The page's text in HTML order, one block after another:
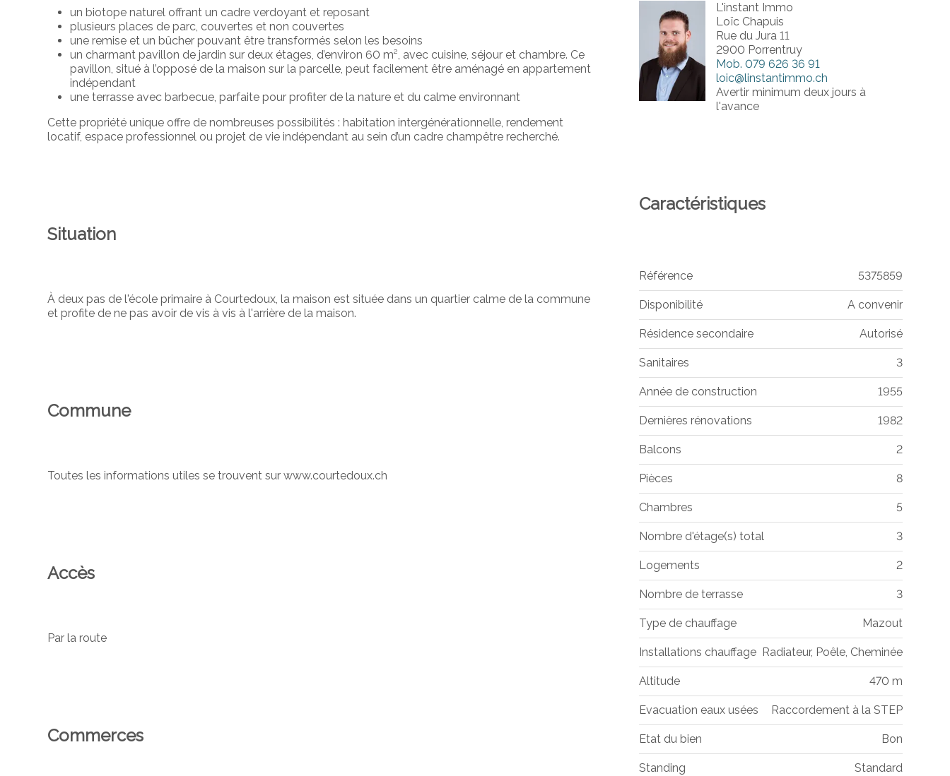
unbiotopenaturel offrantun cadreverdoyant etreposant
plusieursplaces deparc, couvertes etnon couvertes
uneremise etunbûcherpouvant êtretransformésselonlesbesoins
un charmantpavillon dejardinsur deux étages, d’environ60m², avec cuisine,séjour et chambre. Ce
pavillon,situé àl’opposé delamaisonsurlaparcelle,peutfacilement être aménagé en appartement
indépendant
uneterrasse avecbarbecue,parfaitepourprofiter delanature et du calme environnant
Cettepropriétéunique offre denombreusespossibilités :habitationintergénérationnelle,rendement
locatif, espaceprofessionnel ouprojet devieindépendant ausein d’un cadre champêtrerecherché.
Situation
À deux pas de l'école primaire à Courtedoux, la maison est située dans un quartier calme de la commune
et profite de ne pas avoir de vis à vis à l'arrière de la maison.
Commune
Toutes les informations utiles se trouvent sur www.courtedoux.ch
Accès
Par la route
Commerces
L'instant Immo
Loïc Chapuis
Rue du Jura 11
2900 Porrentruy
Mob. 079 626 36 91
loic@linstantimmo.ch
Avertir minimum deux jours à
l'avance
Caractéristiques
Référence 5375859
Disponibilité A convenir
Résidence secondaire Autorisé
Sanitaires 3
Année de construction 1955
Dernières rénovations 1982
Balcons 2
Pièces 8
Chambres 5
Nombre d'étage(s) total 3
Logements 2
Nombre de terrasse 3
Type de chauffage Mazout
Installations chauffage Radiateur, Poêle, Cheminée
Altitude 470 m
Evacuation eaux usées Raccordement à la STEP
Etat du bien Bon
Standing Standard